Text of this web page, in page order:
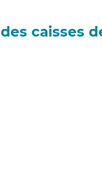
caisses